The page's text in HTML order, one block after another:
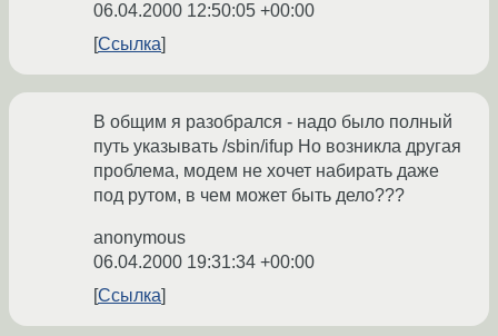
06.04.2000 12:50:05 +00:00
Ссылка
В общим я разобрался - надо было полный
путь указывать /sbin/ifup Но возникла другая
проблема, модем не хочет набирать даже
под рутом, в чем может быть дело???
anonymous
06.04.2000 19:31:34 +00:00
Ссылка